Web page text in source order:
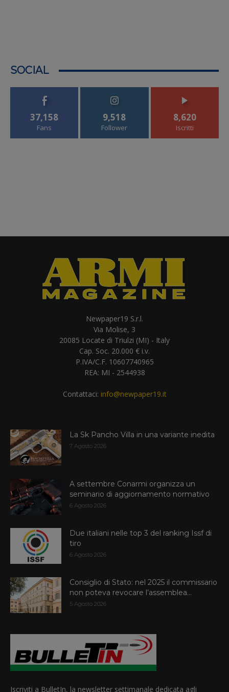
SOCIAL
37,158
Fans
9,518
Follower
8,620
Iscritti
Newpaper19 S.r.l.
Via Molise, 3
20085 Locate di Triulzi (MI) - Italy
Cap. Soc. 20.000 € i.v.
P.IVA/C.F. 10607740965
REA: MI - 2544938
Contattaci: info@newpaper19.it
La Sk Pancho Villa in una variante inedita
7 Agosto 2026
A settembre Conarmi organizza un
seminario di aggiornamento normativo
6 Agosto 2026
Due italiani nelle top 3 del ranking Issf di
tiro
6 Agosto 2026
Consiglio di Stato: nel 2025 il commissario
non poteva revocare l’assemblea...
5 Agosto 2026
Iscriviti a BulletIn, la newsletter settimanale dedicata agli